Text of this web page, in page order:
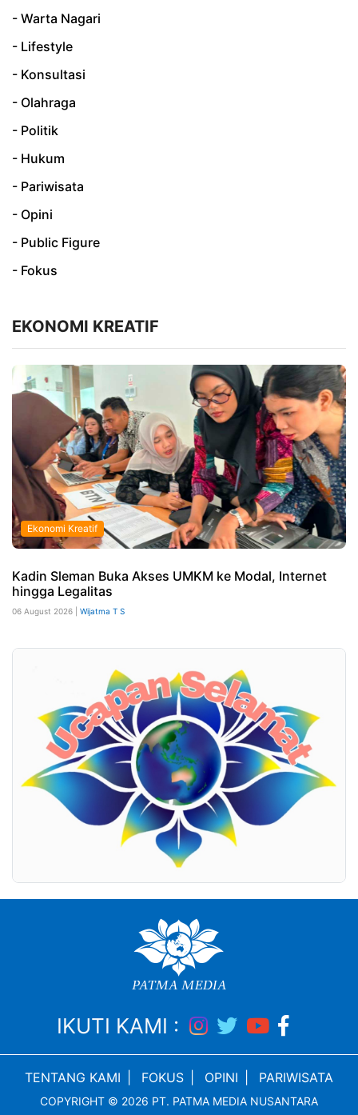
- Warta Nagari
- Lifestyle
- Konsultasi
- Olahraga
- Politik
- Hukum
- Pariwisata
- Opini
- Public Figure
- Fokus
EKONOMI KREATIF
Ekonomi Kreatif
Kadin Sleman Buka Akses UMKM ke Modal, Internet
hingga Legalitas
06 August 2026 | Wijatma T S
IKUTI KAMI :
TENTANG KAMI FOKUS OPINI PARIWISATA
COPYRIGHT © 2026 PT. PATMA MEDIA NUSANTARA